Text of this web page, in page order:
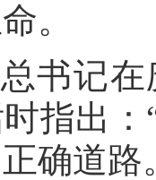
。
书记
指出
确道路